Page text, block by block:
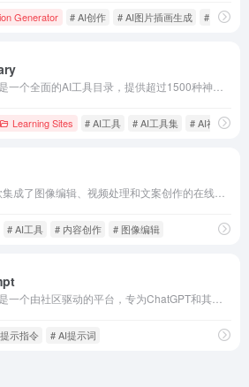
Generator # AI创作 # AI图片插画生成 # AI工具
Learning Sites # AI工具 # AI工具集 # AI社区
# AI工具 # 内容创作 # 图像编辑
示指令 # AI提示词